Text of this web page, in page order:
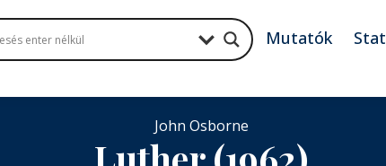
Mutatók Stat
John Osborne